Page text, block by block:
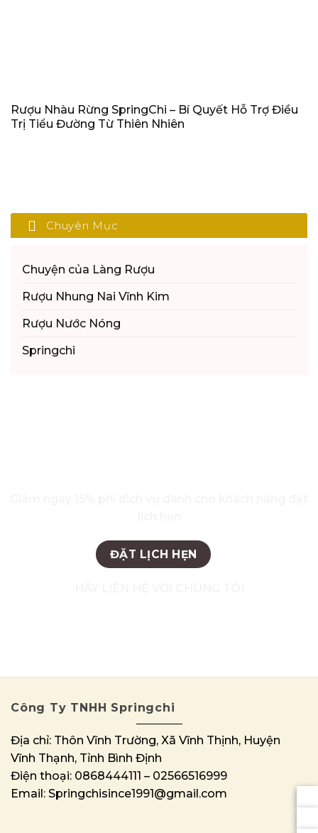
Rượu Nhàu Rừng SpringChi – Bí Quyết Hỗ Trợ Điều
Trị Tiểu Đường Từ Thiên Nhiên
Chuyên Mục
Chuyện của Làng Rượu
Rượu Nhung Nai Vĩnh Kim
Rượu Nước Nóng
Springchi
ĐẶT LỊCH HẸN
Công Ty TNHH Springchi
Địa chỉ: Thôn Vĩnh Trường, Xã Vĩnh Thịnh, Huyện
Vĩnh Thạnh, Tỉnh Bình Định
Điện thoại: 0868444111 – 02566516999
Email: Springchisince1991@gmail.com